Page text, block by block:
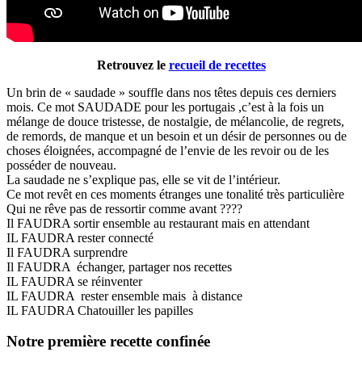
Retrouvez le recueil de recettes
Un brin de « saudade » souffle dans nos têtes depuis ces derniers
mois. Ce mot SAUDADE pour les portugais ,c’est à la fois un
mélange de douce tristesse, de nostalgie, de mélancolie, de regrets,
de remords, de manque et un besoin et un désir de personnes ou de
choses éloignées, accompagné de l’envie de les revoir ou de les
posséder de nouveau.
La saudade ne s’explique pas, elle se vit de l’intérieur.
Ce mot revêt en ces moments étranges une tonalité très particulière
Qui ne rêve pas de ressortir comme avant ????
Il FAUDRA sortir ensemble au restaurant mais en attendant
IL FAUDRA rester connecté
Il FAUDRA surprendre
Il FAUDRA échanger, partager nos recettes
IL FAUDRA se réinventer
IL FAUDRA rester ensemble mais à distance
IL FAUDRA Chatouiller les papilles
Notre première recette confinée